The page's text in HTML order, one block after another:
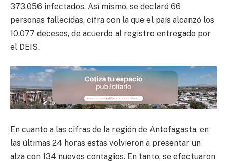
373.056 infectados. Así mismo, se declaró 66
personas fallecidas, cifra con la que el país alcanzó los
10.077 decesos, de acuerdo al registro entregado por
el DEIS.
En cuanto a las cifras de la región de Antofagasta, en
las últimas 24 horas estas volvieron a presentar un
alza con 134 nuevos contagios. En tanto, se efectuaron